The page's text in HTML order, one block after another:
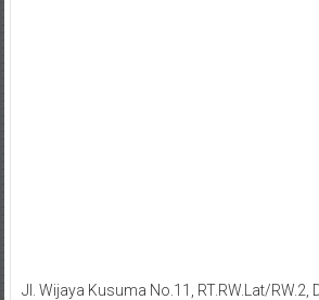
Jl. Wijaya Kusuma No.11, RT.RW.Lat/RW.2,